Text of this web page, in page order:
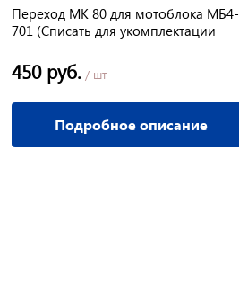
Переход МК 80 для мотоблока МБ4-
701 (Списать для укомплектации
450 руб. / шт
Подробное описание